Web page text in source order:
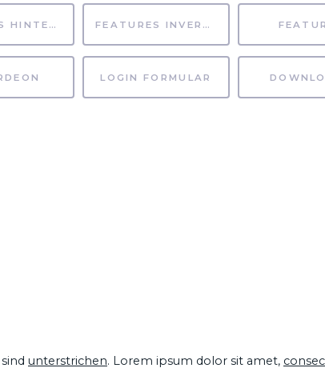
FEATURES HINTERGRUND FEATURES INVERTIERT
LOGIN FORMULAR
sind unterstrichen. Lorem ipsum dolor sit amet,